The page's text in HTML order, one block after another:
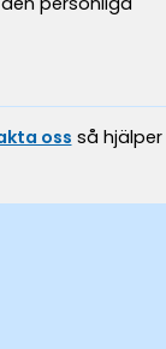
oss så hjälper